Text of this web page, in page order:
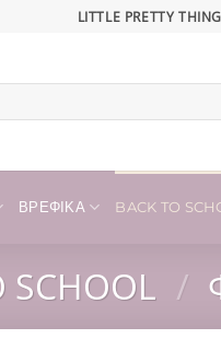
LITTLE PRETTY
ΒΡΕΦΙΚΆ BACK TO
SCHOOL /